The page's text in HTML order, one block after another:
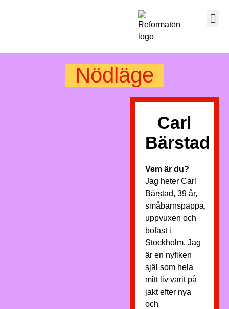
Nödläge
Carl
Bärstad
Vem är du?
Jag heter Carl
Bärstad, 39 år,
småbarnspappa,
uppvuxen och
bofast i
Stockholm. Jag
är en nyfiken
själ som hela
mitt liv varit på
jakt efter nya
och